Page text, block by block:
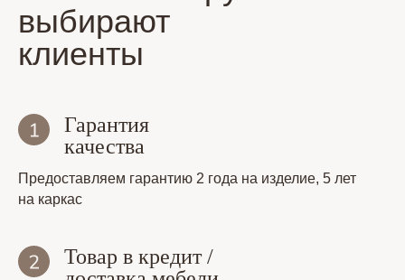
выбирают
клиенты
Гарантия
качества
Предоставляем гарантию 2 года на изделие, 5 лет
на каркас
Товар в кредит /